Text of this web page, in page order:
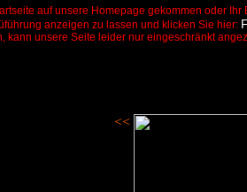
auf unsere Homepage gekommen oder
anzeigen zu lassen und klicken Sie hier:
kann unsere Seite leider nur eingeschränkt
<<